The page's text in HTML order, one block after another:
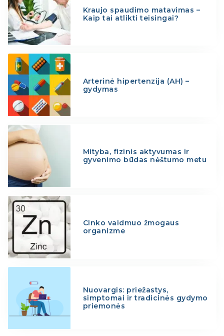
Kraujo spaudimo matavimas –
Kaip tai atlikti teisingai?
Arterinė hipertenzija (AH) –
gydymas
Mityba, fizinis aktyvumas ir
gyvenimo būdas nėštumo metu
Cinko vaidmuo žmogaus
organizme
Nuovargis: priežastys,
simptomai ir tradicinės gydymo
priemonės